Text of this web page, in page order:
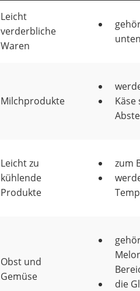
Leicht
verderbliche
Waren
Milchprodukte
Leicht zu
kühlende
Produkte
zum
Obst und
Gemüse
die